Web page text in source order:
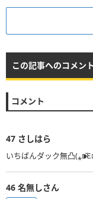
この記事へのコメント
コメント
47 さしはら
いちばんダック無凸
46 名無しさん